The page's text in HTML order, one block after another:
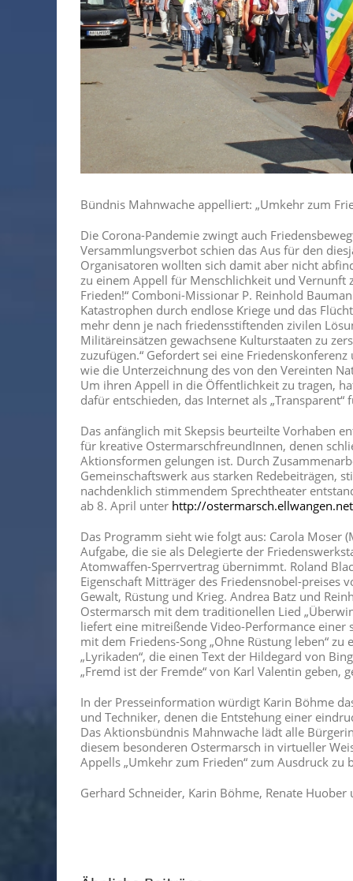
Bündnis Mahnwache appelliert: „Umkehr zum
Die Corona-Pandemie zwingt auch
Versammlungsverbot schien das Aus für den
Organisatoren wollten sich damit aber nicht
zu einem Appell für Menschlichkeit und
Frieden!“ Comboni-Missionar P. Reinhold
Katastrophen durch endlose Kriege und das
mehr denn je nach friedensstiftenden zivilen
Militäreinsätzen gewachsene Kulturstaaten zu
zuzufügen.“ Gefordert sei eine
wie die Unterzeichnung des von den Vereinten
Um ihren Appell in die Öffentlichkeit zu tragen,
dafür entschieden, das Internet als
Das anfänglich mit Skepsis beurteilte Vorhaben
für kreative OstermarschfreundInnen, denen
Aktionsformen gelungen ist. Durch
Gemeinschaftswerk aus starken Redebeiträgen,
nachdenklich stimmendem Sprechtheater
ab 8. April unter http://ostermarsch.ellwangen.net
Das Programm sieht wie folgt aus: Carola Moser
Aufgabe, die sie als Delegierte der
Atomwaffen-Sperrvertrag übernimmt. Roland
Eigenschaft Mitträger des Friedensnobel-preises
Gewalt, Rüstung und Krieg. Andrea Batz und
Ostermarsch mit dem traditionellen Lied
liefert eine mitreißende Video-Performance einer
mit dem Friedens-Song „Ohne Rüstung leben“
„Lyrikaden“, die einen Text der Hildegard von
„Fremd ist der Fremde“ von Karl Valentin geben,
In der Presseinformation würdigt Karin Böhme
und Techniker, denen die Entstehung einer
Das Aktionsbündnis Mahnwache lädt alle
diesem besonderen Ostermarsch in virtueller
Appells „Umkehr zum Frieden“ zum Ausdruck zu
Gerhard Schneider, Karin Böhme, Renate